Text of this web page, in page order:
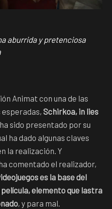
aburrida y pretenciosa
Animat con una de las
esperadas, Schirkoa, in lies
sido presentado por su
ha dado algunas claves
la realización. Y
comentado el realizador,
es la base del
elemento que lastra
, y para mal.